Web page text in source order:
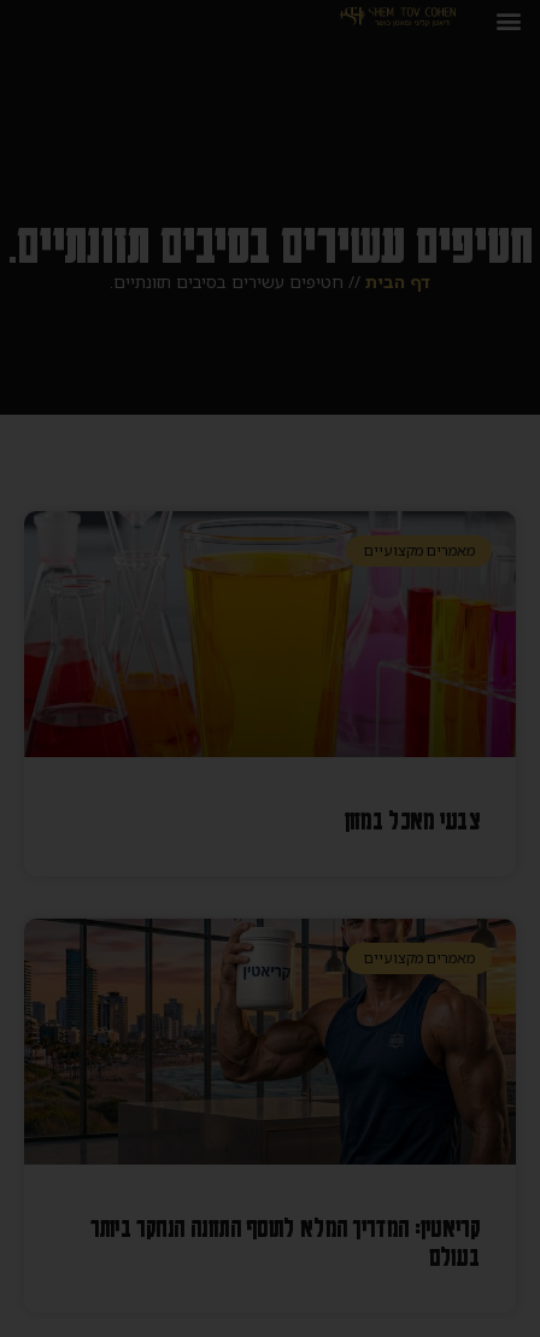
חטיפים עשירים בסיבים תזונתיים.
דף הבית // חטיפים עשירים בסיבים תזונתיים.
מאמרים מקצועיים
צבעי מאכל במזון
מאמרים מקצועיים
קריאטין: המדריך המלא לתוסף התזונה הנחקר ביותר
בעולם